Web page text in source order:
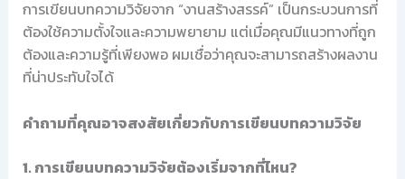
การเขียนบทความวิจัยจาก “งานสร้างสรรค์” เป็นกระบวนการที่
ต้องใช้ความตั้งใจและความพยายาม แต่เมื่อคุณมีแนวทางที่ถูก
ต้องและความรู้ที่เพียงพอ ผมเชื่อว่าคุณจะสามารถสร้างผลงาน
ที่น่าประทับใจได้
คำถามที่คุณอาจสงสัยเกี่ยวกับการเขียนบทความวิจัย
1. การเขียนบทความวิจัยต้องเริ่มจากที่ไหน?